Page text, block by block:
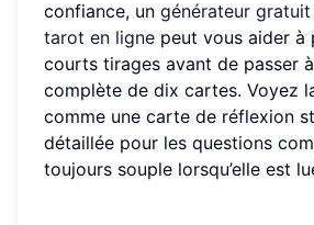
confiance, un générateur
tarot en ligne peut vous aider à
courts tirages avant de passer
complète de dix cartes. Voyez
comme une carte de réflexion
détaillée pour les questions
toujours souple lorsqu’elle est